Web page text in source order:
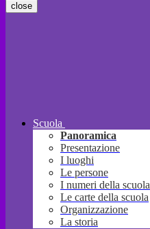
close
Scuola
Panoramica
Presentazione
I luoghi
Le persone
I numeri della scuola
Le carte della scuola
Organizzazione
La storia